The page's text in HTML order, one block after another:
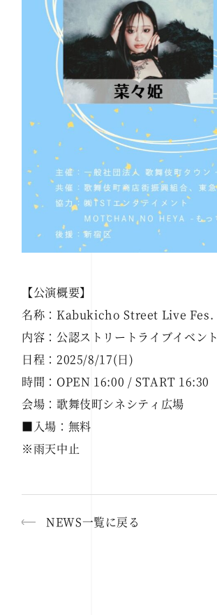
【公演概要】
名称：Kabukicho Street Live Fes.
内容：公認ストリートライブイベント
日程：2025/8/17(日)
時間：OPEN 16:00 / START 16:30
会場：歌舞伎町シネシティ広場
■入場：無料
※雨天中止
NEWS一覧に戻る